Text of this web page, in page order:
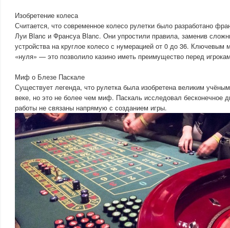
Изобретение колеса
Считается, что современное колесо рулетки было разработано
Луи Blanc и Франсуа Blanc. Они упростили правила, заменив
устройства на круглое колесо с нумерацией от 0 до 36. Ключевым
«нуля» — это позволило казино иметь преимущество перед
Миф о Блезе Паскале
Существует легенда, что рулетка была изобретена великим
веке, но это не более чем миф. Паскаль исследовал бесконечное
работы не связаны напрямую с созданием игры.